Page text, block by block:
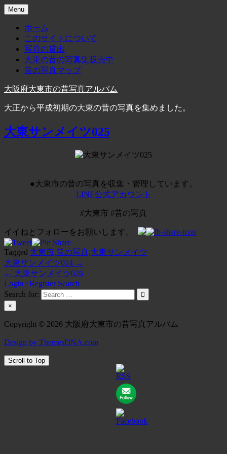
Skip
to
content
Menu
ホーム
このサイトについて
写真の貸出
大東の昔の写真集販売中
昔の写真マップ
大阪府大東市の昔写真アルバム
大正から平成初期の大東の昔の写真を集めました。
大東サンメイツ025
●大東市の昔の写真を収集・管理しています。
LINE公式アカウント
#大東市 #昔の写真
イイねとフォローをお願いします。
Tagged 大東市,昔の写真,大東サンメイツ
投
稿
ナ
ビ
ゲ
ー
シ
大東サンメイツ024 →
← 大東サンメイツ026
Login / Register Search
Search for:
×
Copyright © 2026 大阪府大東市の昔写真アルバム
Design by ThemesDNA.com
Scroll to Top